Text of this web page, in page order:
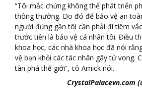
“Tôi mắc chứng không thể phát triển
thông thường. Do đó để bảo vệ an
người đứng gần tôi cần phải đi tiêm
trước tiên là bảo vệ cá nhân tôi. Điều
khoa học, các nhà khoa học đã nói
vệ bạn khỏi các tác nhân gây tử vong.
tàn phá thế giới”, cô Amick nói.
CrystalPalacevn.com